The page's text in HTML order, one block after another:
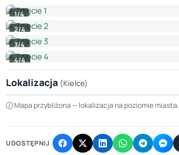
1/4
2/4
3/4
4/4
Lokalizacja (Kielce)
+
−
Mapa przybliżona — lokalizacja na poziomie miasta.
UDOSTĘPNIJ